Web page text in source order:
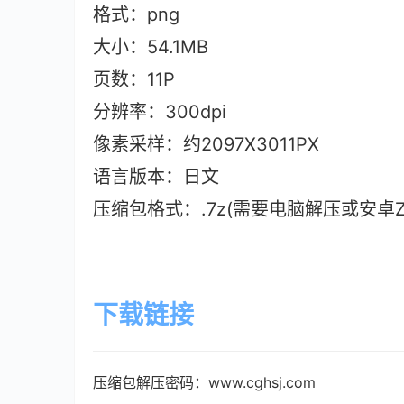
格式：png
大小：54.1MB
页数：11P
分辨率：300dpi
像素采样：约2097X3011PX
语言版本：日文
压缩包格式：.7z(需要电脑解压或安
下载链接
压缩包解压密码：www.cghsj.com